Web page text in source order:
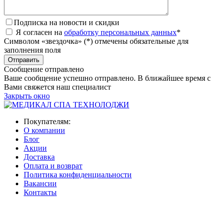
Подписка на новости и скидки
Я согласен на обработку персональных данных*
Символом «звездочка» (*) отмечены обязательные для
заполнения поля
Сообщение отправлено
Ваше сообщение успешно отправлено. В ближайшее время с
Вами свяжется наш специалист
Закрыть окно
Покупателям:
О компании
Блог
Акции
Доставка
Оплата и возврат
Политика конфиденциальности
Вакансии
Контакты